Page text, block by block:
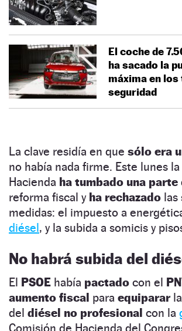
El coche de
ha sacado la
máxima en los
seguridad
La clave residía en que sólo era
no había nada firme. Este lunes
Hacienda ha tumbado una parte
reforma fiscal y ha rechazado las
medidas: el impuesto a
diésel, y la subida a somicis y
No habrá subida del
El PSOE había pactado con el
aumento fiscal para equiparar
del diésel no profesional con la
Comisión de Hacienda del